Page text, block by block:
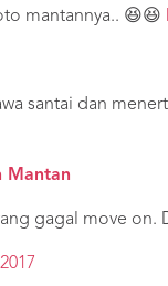
mantannya.. 😆😆
santai dan
Mantan
gagal move